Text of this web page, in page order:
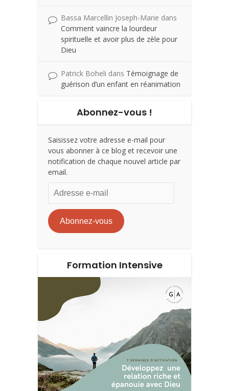
Bassa Marcellin Joseph-Marie dans
Comment vaincre la lourdeur
spirituelle et avoir plus de zèle pour
Dieu
Patrick Boheli dans Témoignage de
guérison d’un enfant en réanimation
Abonnez-vous !
Saisissez votre adresse e-mail pour
vous abonner à ce blog et recevoir une
notification de chaque nouvel article par
email.
Adresse
e-
mail
Abonnez-vous
Formation Intensive